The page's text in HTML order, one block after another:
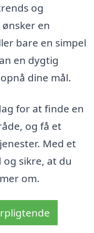
og
en
bare en simpel
en dygtig
dine mål.
for at finde en
og få et
Med et
sikre, at du
om.